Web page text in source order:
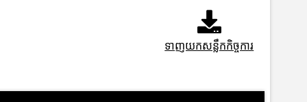
ទាញយកសន្លឹកកិច្ចការ